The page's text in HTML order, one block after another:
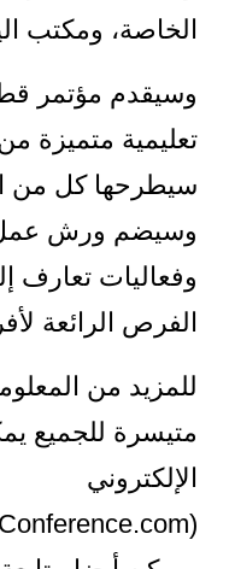
الخاصة، ومكتب
وسيقدم مؤتمر
تعليمية متميزة
سيطرحها كل من
وسيضم ورش
وفعاليات تعارف
الفرص الرائعة
للمزيد من
متيسرة للجميع
الإلكتروني